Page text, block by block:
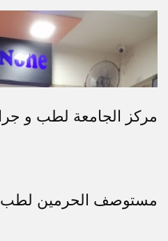
مركز الجامعة لطب و
مستوصف الحرمين لطب